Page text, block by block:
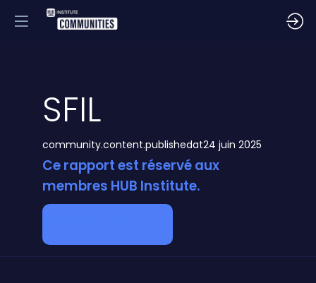
SFIL
community.content.publishedat24 juin 2025
Ce rapport est réservé aux
membres HUB Institute.